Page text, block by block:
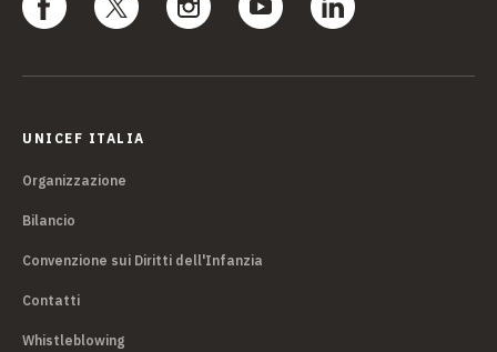
UNICEF ITALIA
Organizzazione
Bilancio
Convenzione sui Diritti dell'Infanzia
Contatti
Whistleblowing